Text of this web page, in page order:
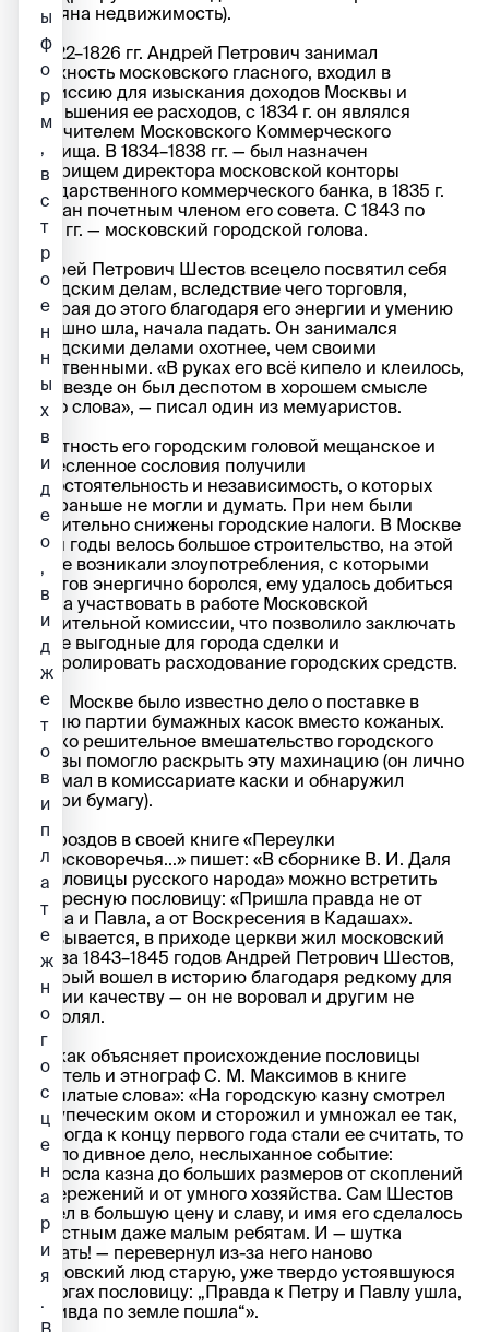
утеряна недвижимость).
В 1822–1826 гг. Андрей Петрович занимал
должность московского гласного, входил в
Комиссию для изыскания доходов Москвы и
уменьшения ее расходов, с 1834 г. он являлся
попечителем Московского Коммерческого
училища. В 1834–1838 гг. — был назначен
товарищем директора московской конторы
Государственного коммерческого банка, в 1835 г.
избран почетным членом его совета. С 1843 по
1845 гг. — московский городской голова.
Андрей Петрович Шестов всецело посвятил себя
городским делам, вследствие чего торговля,
которая до этого благодаря его энергии и умению
успешно шла, начала падать. Он занимался
городскими делами охотнее, чем своими
собственными. «В руках его всё кипело и клеилось,
хотя везде он был деспотом в хорошем смысле
этого слова», — писал один из мемуаристов.
В бытность его городским головой мещанское и
ремесленное сословия получили
самостоятельность и независимость, о которых
они раньше не могли и думать. При нем были
значительно снижены городские налоги. В Москве
в эти годы велось большое строительство, на этой
почве возникали злоупотребления, с которыми
Шестов энергично боролся, ему удалось добиться
права участвовать в работе Московской
строительной комиссии, что позволило заключать
более выгодные для города сделки и
контролировать расходование городских средств.
Всей Москве было известно дело о поставке в
армию партии бумажных касок вместо кожаных.
Только решительное вмешательство городского
головы помогло раскрыть эту махинацию (он лично
взломал в комиссариате каски и обнаружил
внутри бумагу).
Д. Дроздов в своей книге «Переулки
Замосковоречья...» пишет: «В сборнике В. И. Даля
«Пословицы русского народа» можно встретить
интересную пословицу: «Пришла правда не от
Петра и Павла, а от Воскресения в Кадашах».
Оказывается, в приходе церкви жил московский
голова 1843–1845 годов Андрей Петрович Шестов,
который вошел в историю благодаря редкому для
России качеству — он не воровал и другим не
позволял.
Вот как объясняет происхождение пословицы
писатель и этнограф С. М. Максимов в книге
«Крылатые слова»: «На городскую казну смотрел
он купеческим оком и сторожил и умножал ее так,
что когда к концу первого года стали ее считать, то
вышло дивное дело, неслыханное событие:
возросла казна до больших размеров от скоплений
и сбережений и от умного хозяйства. Сам Шестов
вошел в большую цену и славу, и имя его сделалось
известным даже малым ребятам. И — шутка
сказать! — перевернул из-за него наново
московский люд старую, уже твердо устоявшуюся
на ногах пословицу: „Правда к Петру и Павлу ушла,
а кривда по земле пошла“».
ы
ф
о
р
м
,
в
с
т
р
о
е
н
н
ы
х
в
и
д
е
о
,
в
и
д
ж
е
т
о
в
и
п
л
а
т
е
ж
н
о
г
о
с
ц
е
н
а
р
и
я
.
В